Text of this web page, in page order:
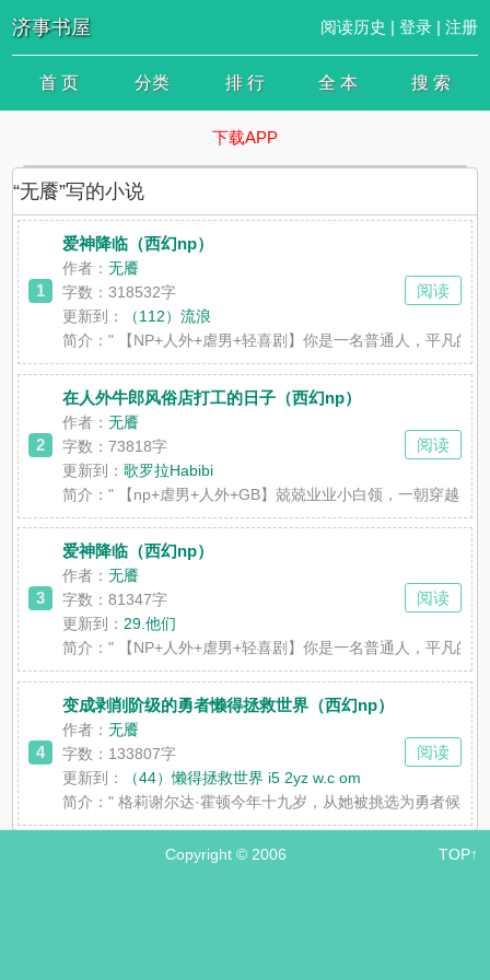
济事书屋 阅读历史 | 登录| 注册
首 页 分类 排 行 全 本 搜 索
下载APP
“无餍”写的小说
1
爱神降临（西幻np）
作者：无餍
字数：318532字
更新到：
（112）流浪
简介：" 【NP+人外+虐男+轻喜剧】你是一名普通人，平凡的
阅读
2
在人外牛郎风俗店打工的日子（西幻np）
作者：无餍
字数：73818字
更新到：歌罗拉Habibi
简介：" 【np+虐男+人外+GB】兢兢业业小白领，一朝穿越
阅读
3
爱神降临（西幻np）
作者：无餍
字数：81347字
更新到： 29.他们
简介：" 【NP+人外+虐男+轻喜剧】你是一名普通人，平凡的
阅读
4
变成剥削阶级的勇者懒得拯救世界（西幻np）
作者：无餍
字数：133807字
更新到：
（44）懒得拯救世界 i5 2yz w.c om
简介：" 格莉谢尔达·霍顿今年十九岁，从她被挑选为勇者候
阅读
Copyright © 2006 TOP↑